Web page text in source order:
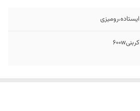
ایستاده،رومیزی
کربنی600w